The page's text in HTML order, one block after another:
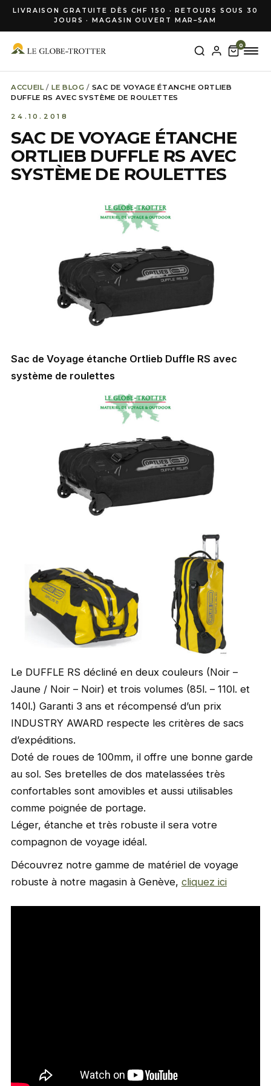
Aller au contenu
LIVRAISON GRATUITE DÈS CHF 150 · RETOURS SOUS 30
JOURS · MAGASIN OUVERT MAR–SAM
0
Recherche
pour :
ACCUEIL/ LE BLOG / SAC DE VOYAGE ÉTANCHE ORTLIEB
DUFFLE RS AVEC SYSTÈME DE ROULETTES
24.10.2018
SAC DE VOYAGE ÉTANCHE
ORTLIEB DUFFLE RS AVEC
SYSTÈME DE ROULETTES
Sac de Voyage étanche Ortlieb Duffle RS avec
système de roulettes
Le DUFFLE RS décliné en deux couleurs (Noir –
Jaune / Noir – Noir) et trois volumes (85l. – 110l. et
140l.) Garanti 3 ans et récompensé d’un prix
INDUSTRY AWARD respecte les critères de sacs
d’expéditions.
Doté de roues de 100mm, il offre une bonne garde
au sol. Ses bretelles de dos matelassées très
confortables sont amovibles et aussi utilisables
comme poignée de portage.
Léger, étanche et très robuste il sera votre
compagnon de voyage idéal.
Découvrez notre gamme de matériel de voyage
robuste à notre magasin à Genève, cliquez ici